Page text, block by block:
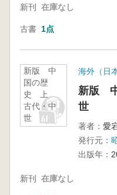
新刊 在庫なし
古書 1点
新版 中
国の歴
史 上
古代・中
世
海外（日
新版
世
著者： 愛
発行元：
出版年：
新刊 在庫なし